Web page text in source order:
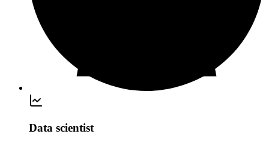
Data scientist